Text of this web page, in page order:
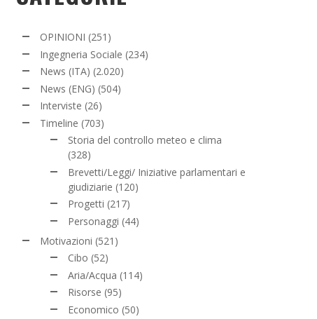
OPINIONI (251)
Ingegneria Sociale (234)
News (ITA) (2.020)
News (ENG) (504)
Interviste (26)
Timeline (703)
Storia del controllo meteo e clima
(328)
Brevetti/Leggi/ Iniziative parlamentari e
giudiziarie (120)
Progetti (217)
Personaggi (44)
Motivazioni (521)
Cibo (52)
Aria/Acqua (114)
Risorse (95)
Economico (50)